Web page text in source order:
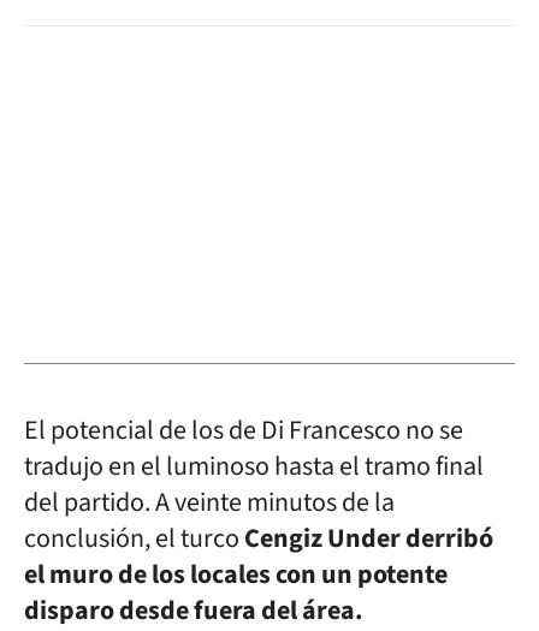
El potencial de los de Di Francesco no se
tradujo en el luminoso hasta el tramo final
del partido. A veinte minutos de la
conclusión, el turcoCengiz Under derribó
el muro de los locales con un potente
disparo desde fuera del área.